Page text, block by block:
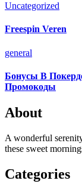
Uncategorized
Freespin Veren
general
Бонусы В
Промокоды
About
A wonderful
these sweet
Categories